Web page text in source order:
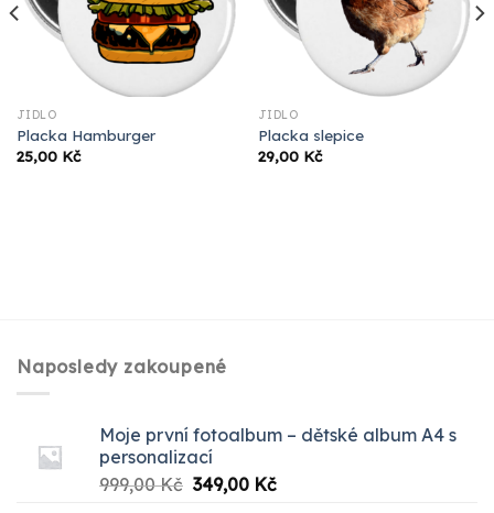
JÍDLO
Placka Hamburger
25,00 Kč
JÍDLO
Placka slepice
29,00 Kč
Naposledy zakoupené
Moje první fotoalbum – dětské album A4 s
personalizací
999,00Kč Původní
349,00 KčAktuální